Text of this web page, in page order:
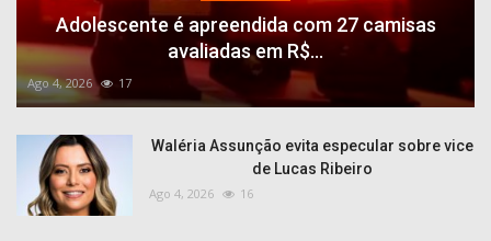
Adolescente é apreendida com 27 camisas
avaliadas em R$...
Ago 4, 2026 17
Waléria Assunção evita especular sobre vice
de Lucas Ribeiro
Ago 4, 2026 16